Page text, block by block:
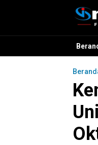
Fakta